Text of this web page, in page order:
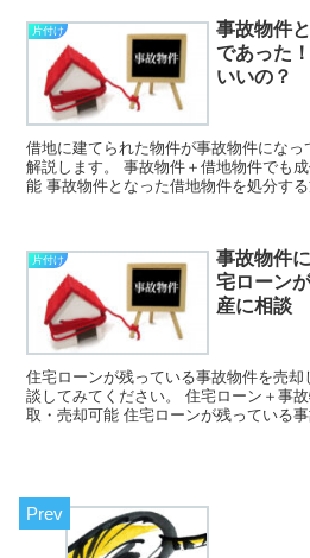
片付け
事故物件
であった
いいの？
借地に建てられた物件が事故物件にな
解説します。 事故物件＋借地物件でも成仏不動産なら売却・買取可
能 事故物件となった借地物件を処分する方法 底地や借地は通常の不
片付け
事故物件
宅ローン
産に相談
住宅ローンが残っている事故物件を売
談してみてください。 住宅ローン＋事故物件でも成仏不動産なら買
取・売却可能 住宅ローンが残っている事故物件｜成仏不動産の場合